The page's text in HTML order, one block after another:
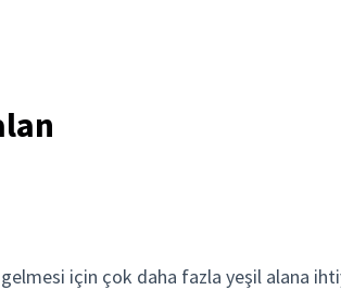
için çok daha fazla yeşil alana